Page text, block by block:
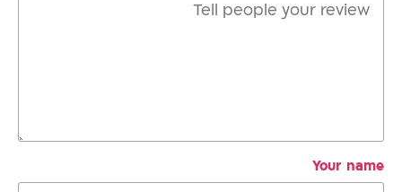
Your name